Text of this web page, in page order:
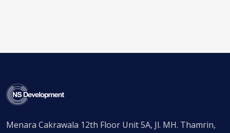
Menara Cakrawala 12th Floor Unit 5A, Jl. MH. Thamrin,